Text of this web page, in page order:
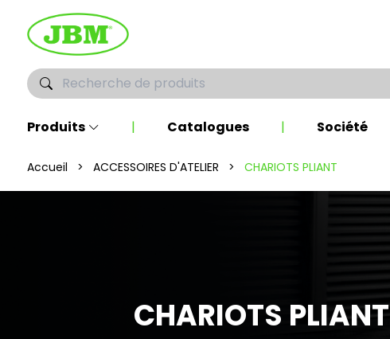
Produits | Catalogues | Société
Accueil > ACCESSOIRES D'ATELIER > CHARIOTS PLIANT
CHARIOTS PLIANT